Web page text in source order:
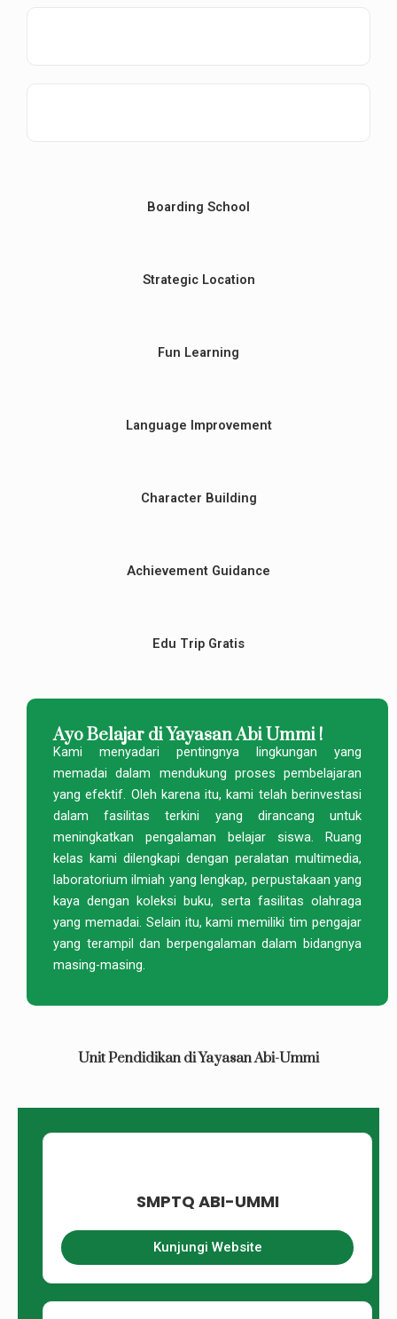
Boarding School
Strategic Location
Fun Learning
Language Improvement
Character Building
Achievement Guidance
Edu Trip Gratis
Ayo Belajar di Yayasan Abi Ummi !
Kami menyadari pentingnya lingkungan yang
memadai dalam mendukung proses pembelajaran
yang efektif. Oleh karena itu, kami telah berinvestasi
dalam fasilitas terkini yang dirancang untuk
meningkatkan pengalaman belajar siswa. Ruang
kelas kami dilengkapi dengan peralatan multimedia,
laboratorium ilmiah yang lengkap, perpustakaan yang
kaya dengan koleksi buku, serta fasilitas olahraga
yang memadai. Selain itu, kami memiliki tim pengajar
yang terampil dan berpengalaman dalam bidangnya
masing-masing.
Unit Pendidikan di Yayasan Abi-Ummi
SMPTQ ABI-UMMI
Kunjungi Website